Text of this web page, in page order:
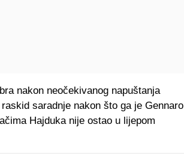
nakon neočekivanog napuštanja
saradnje nakon što ga je Gennaro
Hajduka nije ostao u lijepom